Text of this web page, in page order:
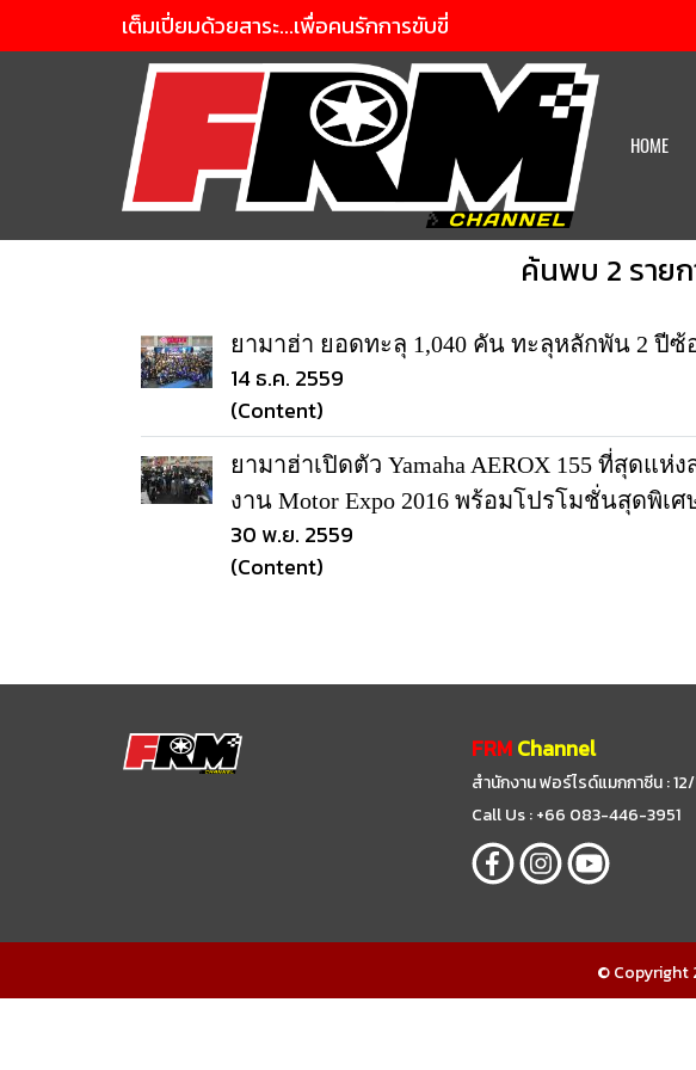
เต็มเปี่ยมด้วยสาระ...เพื่อคนรักการขับขี่
HOME
ค้นพบ 2 ราย
ยามาฮ่า ยอดทะลุ 1,040 คัน ทะลุหลักพัน 2 ปีซ้
14 ธ.ค. 2559
(Content)
ยามาฮ่าเปิดตัว Yamaha AEROX 155 ที่สุดแห่
งาน Motor Expo 2016 พร้อมโปรโมชั่นสุดพิเ
30 พ.ย. 2559
(Content)
FRM Channel
สำนักงาน ฟอร์ไรด์แมกกาซีน :
Call Us : +66 083-446-3951
© Copyright